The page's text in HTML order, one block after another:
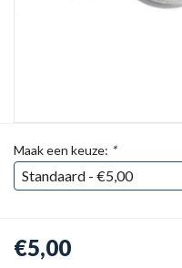
Maak een keuze: *
€5,00